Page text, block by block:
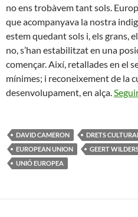
no ens trobàvem tant sols.
que acompanyava la nostra
estem quedant sols i, els grans,
no, s’han estabilitzat en una
començar. Així, retallades en el
mínimes; i reconeixement de la
desenvolupament, en alça.
DAVID CAMERON DRETS
EUROPEAN UNION
GEERT
UNIÓ EUROPEA